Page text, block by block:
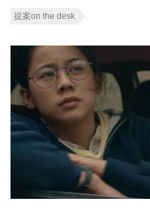
提案on the desk